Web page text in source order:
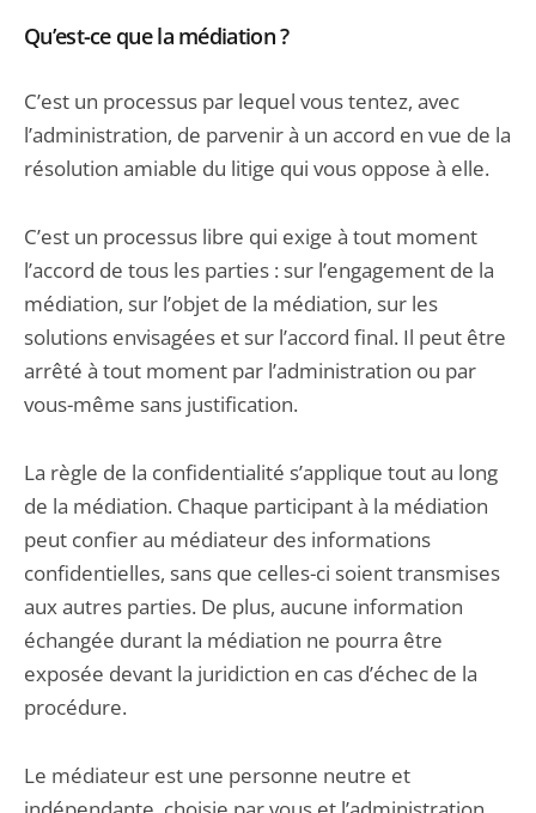
Qu’est-ce que la médiation ?
C’est un processus par lequel vous tentez, avec
l’administration, de parvenir à un accord en vue de la
résolution amiable du litige qui vous oppose à elle.
C’est un processus libre qui exige à tout moment
l’accord de tous les parties : sur l’engagement de la
médiation, sur l’objet de la médiation, sur les
solutions envisagées et sur l’accord final. Il peut être
arrêté à tout moment par l’administration ou par
vous-même sans justification.
La règle de la confidentialité s’applique tout au long
de la médiation. Chaque participant à la médiation
peut confier au médiateur des informations
confidentielles, sans que celles-ci soient transmises
aux autres parties. De plus, aucune information
échangée durant la médiation ne pourra être
exposée devant la juridiction en cas d’échec de la
procédure.
Le médiateur est une personne neutre et